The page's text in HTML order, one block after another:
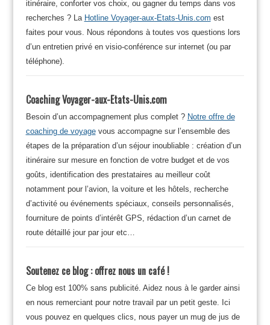
itinéraire, conforter vos choix, ou gagner du temps dans vos
recherches ? La Hotline Voyager-aux-Etats-Unis.com est
faites pour vous. Nous répondons à toutes vos questions lors
d’un entretien privé en visio-conférence sur internet (ou par
téléphone).
Coaching Voyager-aux-Etats-Unis.com
Besoin d’un accompagnement plus complet ? Notre offre de
coaching de voyagevous accompagne sur l’ensemble des
étapes de la préparation d’un séjour inoubliable : création d’un
itinéraire sur mesure en fonction de votre budget et de vos
goûts, identification des prestataires au meilleur coût
notamment pour l’avion, la voiture et les hôtels, recherche
d’activité ou événements spéciaux, conseils personnalisés,
fourniture de points d’intérêt GPS, rédaction d’un carnet de
route détaillé jour par jour etc…
Soutenez ce blog : offrez nous un café !
Ce blog est 100% sans publicité. Aidez nous à le garder ainsi
en nous remerciant pour notre travail par un petit geste. Ici
vous pouvez en quelques clics, nous payer un mug de jus de